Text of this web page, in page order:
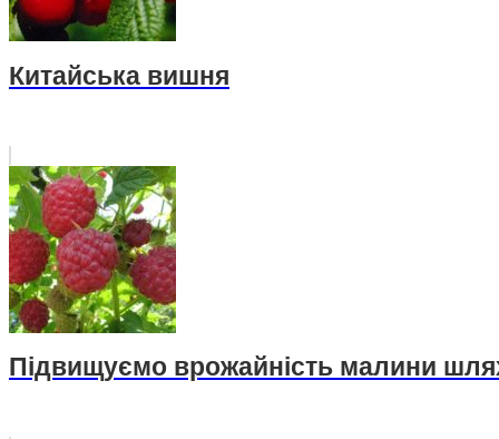
Китайська вишня
Підвищуємо врожайність малини